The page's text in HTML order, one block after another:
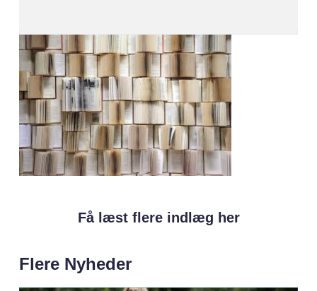
Få læst flere indlæg her
Flere Nyheder